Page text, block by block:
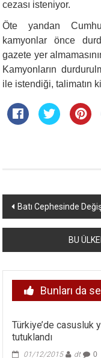
cezası isteniyor.
Öte yandan
kamyonlar önce
gazete yer
Kamyonların
ile istendiği, talimatın
Yazı
dolaşımı
Batı Cephesinde
BU
Bunları da
Türkiye’de casusluk
tutuklandı
01/12/2015 dt 0